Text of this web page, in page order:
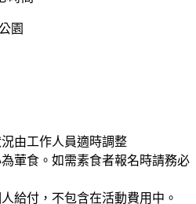
園
由工作人員適時調整
葷食。如需素食者報名時請務必
給付，不包含在活動費用中。